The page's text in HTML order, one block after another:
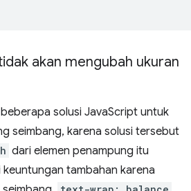
akan mengubah ukuran
solusi JavaScript untuk
seimbang, karena solusi tersebut
dari elemen penampung itu
keuntungan tambahan karena